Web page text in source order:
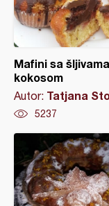
Mafini sa
kokosom
Autor: Tatjana
5237